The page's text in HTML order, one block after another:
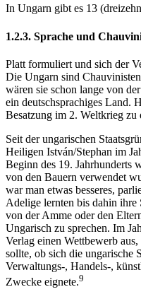
In Ungarn gibt es 13
1.2.3. Sprache und
Platt formuliert und sich der
Die Ungarn sind
wären sie schon lange von
ein deutschsprachiges Land.
Besatzung im 2. Weltkrieg zu
Seit der ungarischen
Heiligen István/Stephan im
Beginn des 19. Jahrhunderts
von den Bauern verwendet
war man etwas besseres,
Adelige lernten bis dahin
von der Amme oder den
Ungarisch zu sprechen. Im
Verlag einen Wettbewerb
sollte, ob sich die ungarische
Verwaltungs-, Handels-,
Zwecke eignete.9